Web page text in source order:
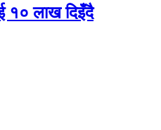
१० लाख दिइँदै